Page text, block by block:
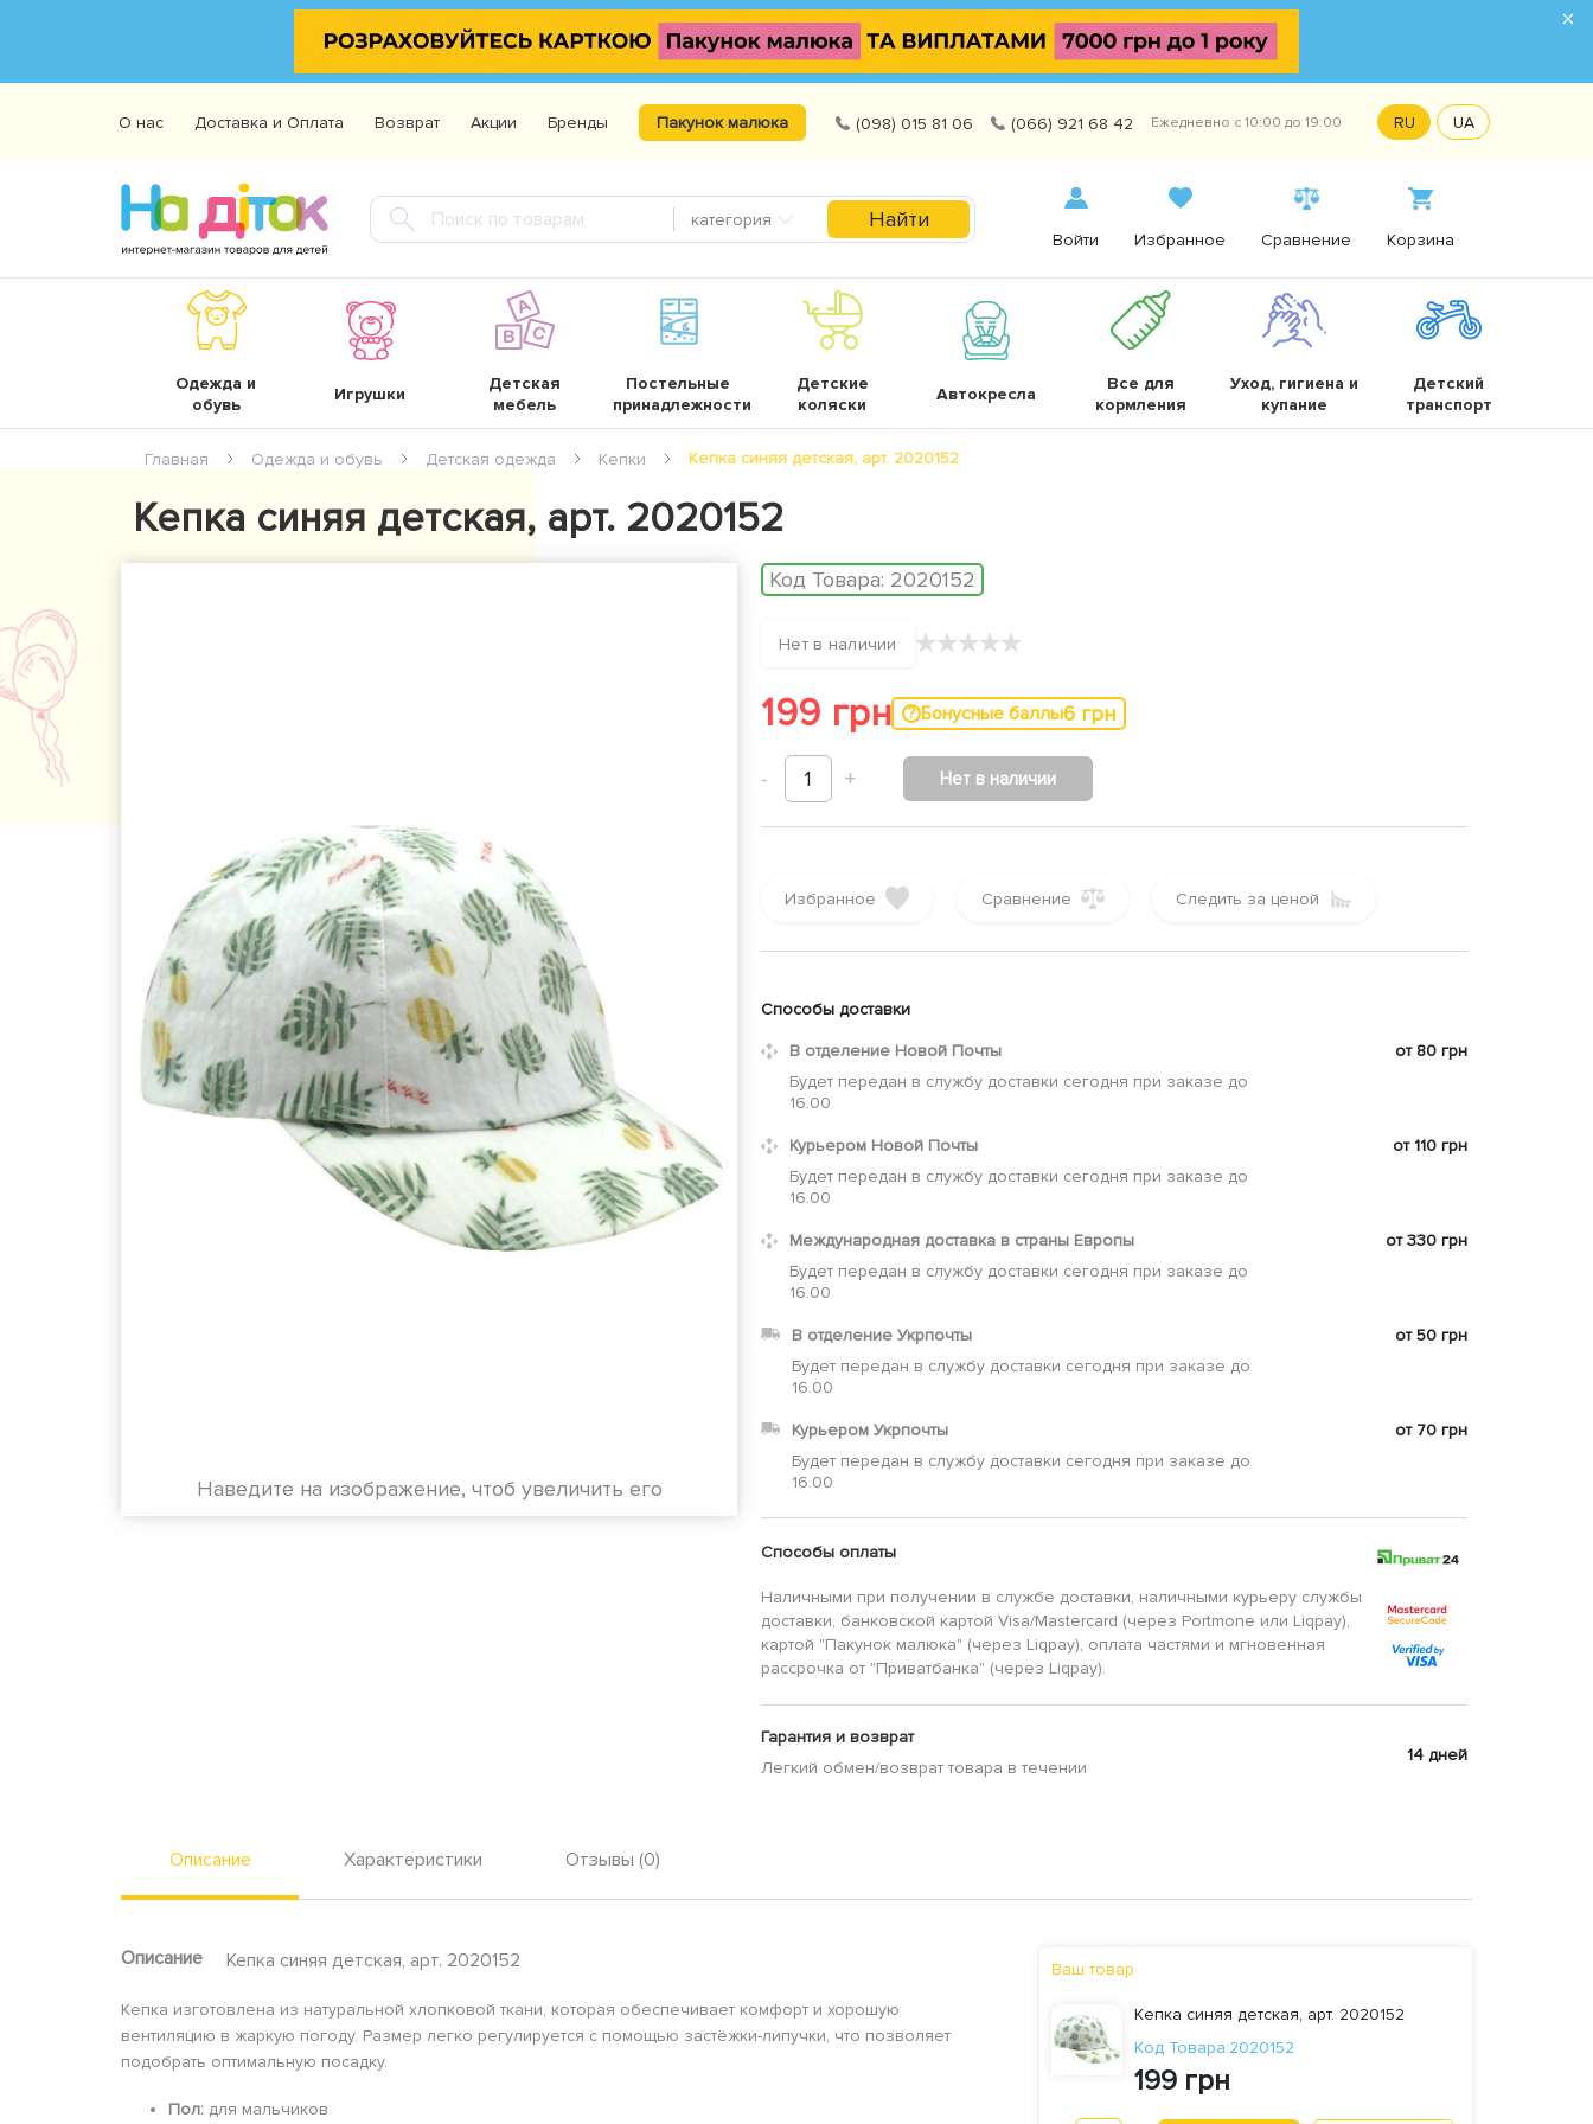
×
О нас Доставка и Оплата Возврат Акции Бренды Пакунок малюка (098) 015 81 06 (066) 921 68 42 Ежедневно с 10:00 до 19:00 RU UA
категория Найти
Войти Избранное Сравнение Корзина
Одежда и
обувь
Игрушки
Детская
мебель
Постельные
принадлежности
Детские
коляски
Автокресла
Все для
кормления
Уход, гигиена и
купание
Детский
транспорт
Главная Одежда и обувь Детская одежда Кепки Кепка синяя детская, арт. 2020152
Кепка синяя детская, арт. 2020152
Наведите на изображение, чтоб увеличить его
Код Товара: 2020152
Нет в наличии ★★★★★
199 грн Бонусные баллы6 грн
- 1 + Нет в наличии
Избранное Сравнение Следить за ценой
Способы доставки
В отделение Новой Почты
Будет передан в службу доставки сегодня при заказе до
16.00
от 80 грн
Курьером Новой Почты
Будет передан в службу доставки сегодня при заказе до
16.00
от 110 грн
Международная доставка в страны Европы
Будет передан в службу доставки сегодня при заказе до
16.00
от 330 грн
В отделение Укрпочты
Будет передан в службу доставки сегодня при заказе до
16.00
от 50 грн
Курьером Укрпочты
Будет передан в службу доставки сегодня при заказе до
16.00
от 70 грн
Способы оплаты
Наличными при получении в службе доставки, наличными курьеру службы
доставки, банковской картой Visa/Mastercard (через Portmone или Liqpay),
картой "Пакунок малюка" (через Liqpay), оплата частями и мгновенная
рассрочка от "Приватбанка" (через Liqpay).
Гарантия и возврат
Легкий обмен/возврат товара в течении
14 дней
Описание Характеристики Отзывы (0)
Описание Кепка синяя детская, арт. 2020152
Кепка изготовлена из натуральной хлопковой ткани, которая обеспечивает комфорт и хорошую
вентиляцию в жаркую погоду. Размер легко регулируется с помощью застёжки-липучки, что позволяет
подобрать оптимальную посадку.
Пол: для мальчиков
Ваш товар
Кепка синяя детская, арт. 2020152
Код Товара:2020152
199 грн